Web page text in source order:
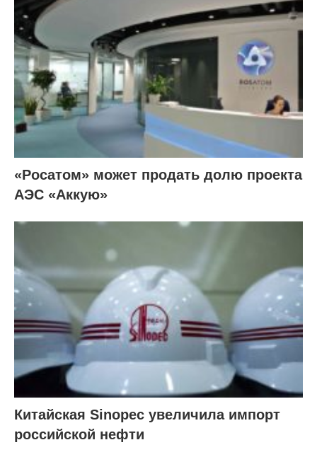
«Росатом» может продать долю проекта
АЭС «Аккую»
Китайская Sinopec увеличила импорт
российской нефти